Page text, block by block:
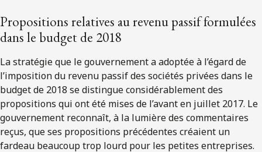
Propositions relatives au revenu passif formulées
dans le budget de 2018
La stratégie que le gouvernement a adoptée à l’égard de
l’imposition du revenu passif des sociétés privées dans le
budget de 2018 se distingue considérablement des
propositions qui ont été mises de l’avant en juillet 2017. Le
gouvernement reconnaît, à la lumière des commentaires
reçus, que ses propositions précédentes créaient un
fardeau beaucoup trop lourd pour les petites entreprises.